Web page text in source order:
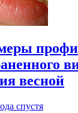
весной
спустя